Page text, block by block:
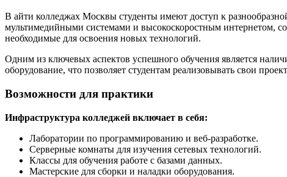
В айти колледжах Москвы студенты имеют доступ к
мультимедийными системами и высокоскоростным интернетом,
необходимые для освоения новых технологий.
Одним из ключевых аспектов успешного обучения является
оборудование, что позволяет студентам реализовывать свои
Возможности для практики
Инфраструктура колледжей включает в себя:
Лаборатории по программированию и веб-разработке.
Серверные комнаты для изучения сетевых технологий.
Классы для обучения работе с базами данных.
Мастерские для сборки и наладки оборудования.